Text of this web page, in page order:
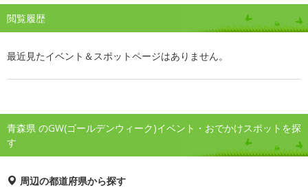
閲覧履歴
最近見たイベント＆スポットページはありません。
青森県 のGW(ゴールデンウィーク)イベント・おでかけスポットを探
す
周辺の都道府県から探す